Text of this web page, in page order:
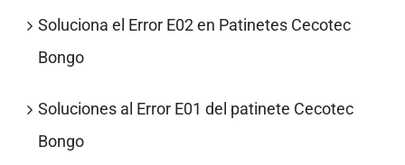
Soluciona el Error E02 en Patinetes Cecotec
Bongo
Soluciones al Error E01 del patinete Cecotec
Bongo